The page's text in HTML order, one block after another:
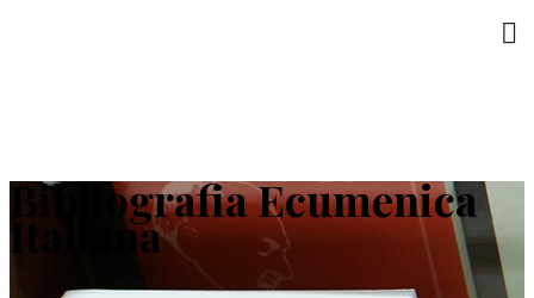
Bibliografia Ecumenica
Italiana